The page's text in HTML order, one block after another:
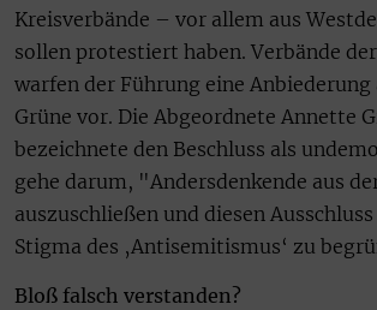
Kreisverbände – vor allem aus
sollen protestiert haben. Verbände
warfen der Führung eine Anbiederung
Grüne vor. Die Abgeordnete Annette
bezeichnete den Beschluss als
gehe darum, "Andersdenkende aus
auszuschließen und diesen
Stigma des ‚Antisemitismus‘ zu
Bloß falsch verstanden?